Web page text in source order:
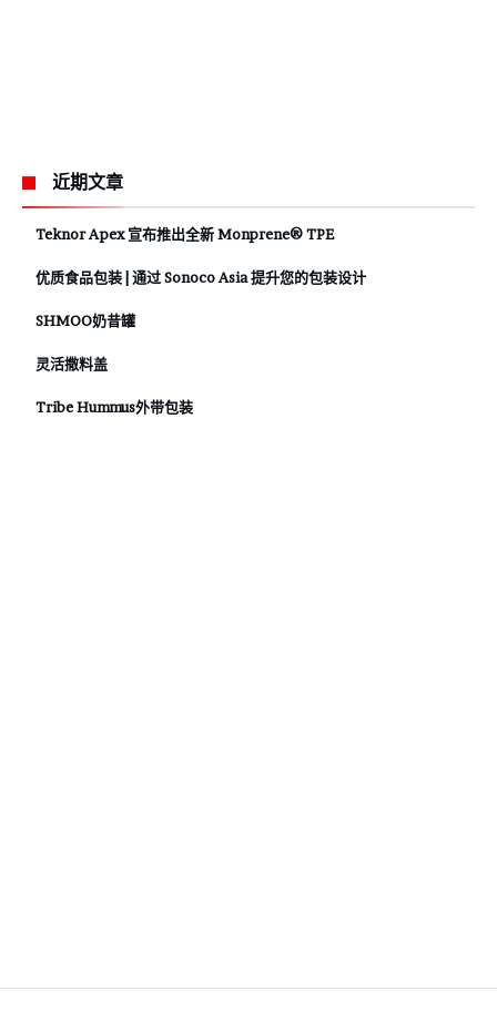
近期文章
Teknor Apex 宣布推出全新 Monprene® TPE
优质食品包装 | 通过 Sonoco Asia 提升您的包装设计
SHMOO奶昔罐
灵活撒料盖
Tribe Hummus外带包装